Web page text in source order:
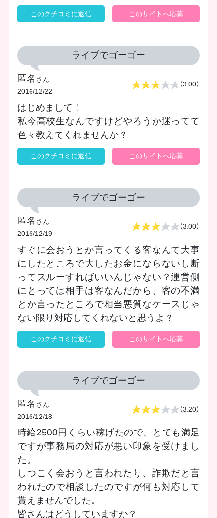
このクチコミに返信 このサイトへ応募
ライブでゴーゴー
匿名 さん
2016/12/22
（3.00）
はじめまして！
私今高校生なんですけどやろうか迷ってて
色々教えてくれませんか？
このクチコミに返信 このサイトへ応募
ライブでゴーゴー
匿名 さん
2016/12/19
（3.00）
すぐに会おうとか言ってくる客なんて大事
にしたところで大したお金にならないし断
ってスルーすればいいんじゃない？運営側
にとっては相手は客なんだから、客の不満
とか言ったところで相当悪質なケースじゃ
ない限り対応してくれないと思うよ？
このクチコミに返信 このサイトへ応募
ライブでゴーゴー
匿名 さん
2016/12/18
（3.20）
時給2500円くらい稼げたので、とても満足
ですが事務局の対応が悪い印象を受けまし
た。
しつこく会おうと言われたり、詐欺だと言
われたので相談したのですが何も対応して
貰えませんでした。
皆さんはどうしていますか？